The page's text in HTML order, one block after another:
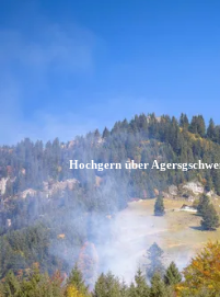
Hochgern über